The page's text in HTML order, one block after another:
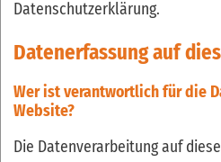
Datenschutzerklärung.
Datenerfassung auf
Wer ist verantwortlich für die
Website?
Die Datenverarbeitung auf